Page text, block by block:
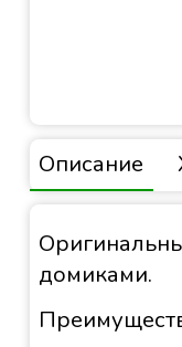
Описание
домиками.